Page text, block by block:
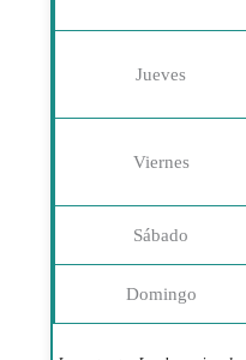
Jueves
Viernes
Sábado
Domingo